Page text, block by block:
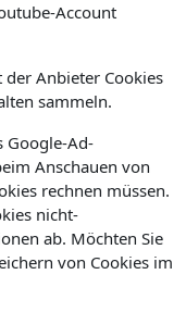
Account
Anbieter Cookies
sammeln.
Google-Ad-
Anschauen von
rechnen müssen.
nicht-
ab. Möchten Sie
von Cookies im